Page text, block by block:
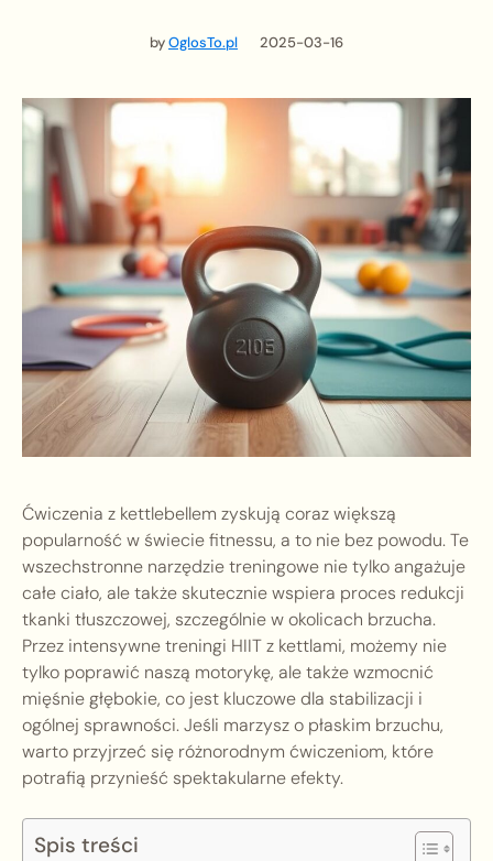
byOglosTo.pl 2025-03-16
Ćwiczenia z kettlebellem zyskują coraz większą
popularność w świecie fitnessu, a to nie bez powodu. Te
wszechstronne narzędzie treningowe nie tylko angażuje
całe ciało, ale także skutecznie wspiera proces redukcji
tkanki tłuszczowej, szczególnie w okolicach brzucha.
Przez intensywne treningi HIIT z kettlami, możemy nie
tylko poprawić naszą motorykę, ale także wzmocnić
mięśnie głębokie, co jest kluczowe dla stabilizacji i
ogólnej sprawności. Jeśli marzysz o płaskim brzuchu,
warto przyjrzeć się różnorodnym ćwiczeniom, które
potrafią przynieść spektakularne efekty.
Spis treści